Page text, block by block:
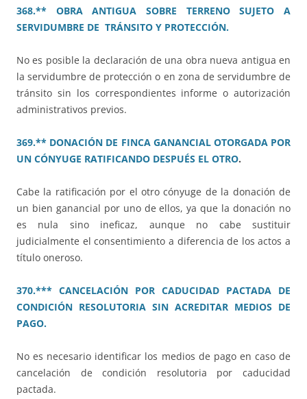
368.** OBRA ANTIGUA SOBRE TERRENO SUJETO A
SERVIDUMBRE DE TRÁNSITO Y PROTECCIÓN.
No es posible la declaración de una obra nueva antigua en
la servidumbre de protección o en zona de servidumbre de
tránsito sin los correspondientes informe o autorización
administrativos previos.
369.** DONACIÓN DE FINCA GANANCIAL OTORGADA POR
UN CÓNYUGE RATIFICANDO DESPUÉS EL OTRO.
Cabe la ratificación por el otro cónyuge de la donación de
un bien ganancial por uno de ellos, ya que la donación no
es nula sino ineficaz, aunque no cabe sustituir
judicialmente el consentimiento a diferencia de los actos a
título oneroso.
370.*** CANCELACIÓN POR CADUCIDAD PACTADA DE
CONDICIÓN RESOLUTORIA SIN ACREDITAR MEDIOS DE
PAGO.
No es necesario identificar los medios de pago en caso de
cancelación de condición resolutoria por caducidad
pactada.